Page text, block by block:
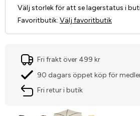
Välj storlek för att se lagerstatus i
Favoritbutik: Välj favoritbutik
Fri frakt över 499 kr
90 dagars öppet köp för
Fri retur i butik